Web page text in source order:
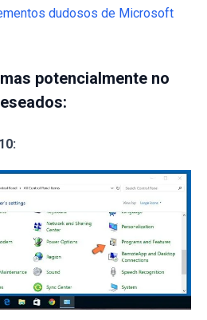
dudosos de Microsoft
potencialmente no